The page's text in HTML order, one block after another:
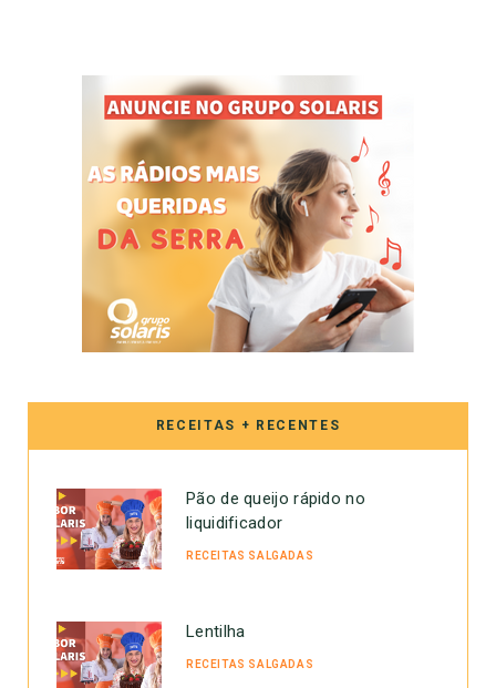
RECEITAS + RECENTES
Pão de queijo rápido no
liquidificador
RECEITAS SALGADAS
Lentilha
RECEITAS SALGADAS